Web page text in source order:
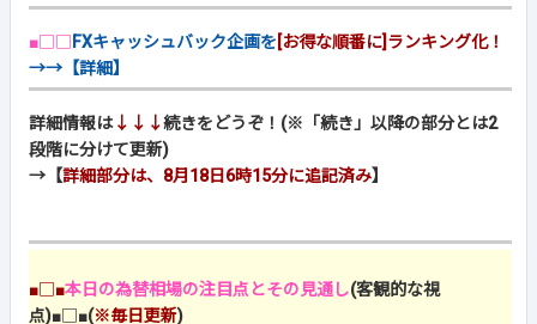
■□□ FXキャッシュバック企画を [お得な順番に]ランキング化！
→→【詳細】
詳細情報は↓↓↓続きをどうぞ！(※「続き」以降の部分とは2
段階に分けて更新)
→【詳細部分は、8月18日6時15分に追記済み】
■□■本日の為替相場の注目点とその見通し(客観的な視
点)■□■(※毎日更新)